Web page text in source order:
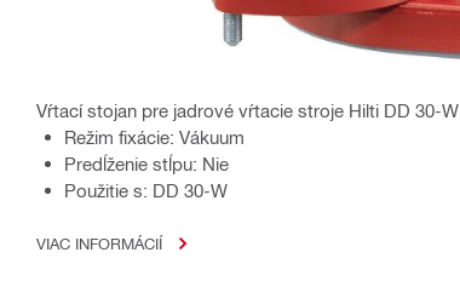
Vŕtací stojan pre jadrové vŕtacie stroje Hilti DD 30-W
Režim fixácie: Vákuum
Predĺženie stĺpu: Nie
Použitie s: DD 30-W
VIAC INFORMÁCIÍ